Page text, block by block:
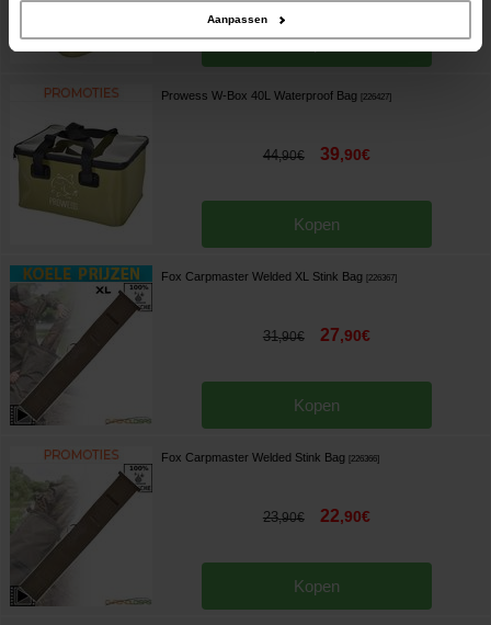
Aanpassen
Kopen
Prowess W-Box 40L Waterproof Bag [226427]
44,90€ 39,90€
Kopen
Fox Carpmaster Welded XL Stink Bag [226367]
31,90€ 27,90€
Kopen
Fox Carpmaster Welded Stink Bag [226366]
23,90€ 22,90€
Kopen